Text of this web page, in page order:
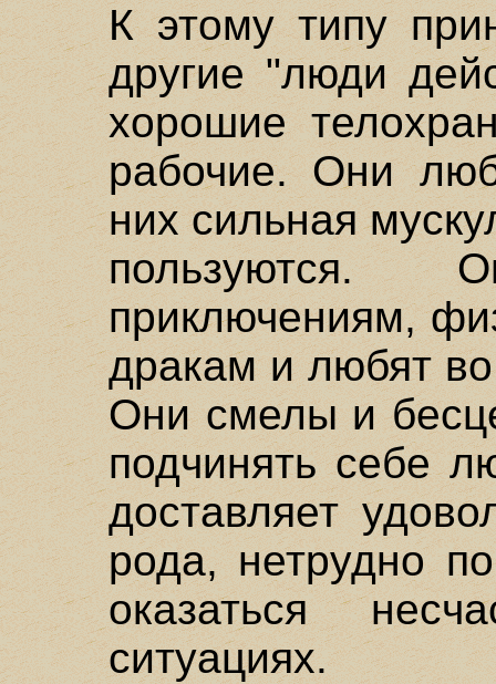
К этому типу
другие "люди
хорошие
рабочие. Они
них сильная
пользуются.
приключениям,
дракам и любят
Они смелы и
подчинять себе
доставляет
рода, нетрудно
оказаться
ситуациях.